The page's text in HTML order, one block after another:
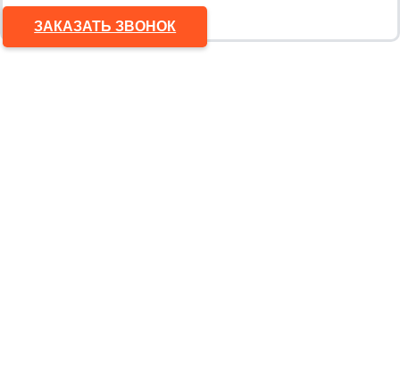
ЗАКАЗАТЬ ЗВОНОК